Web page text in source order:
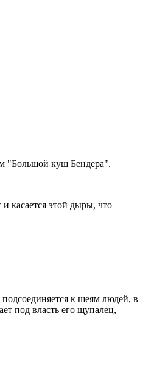
"Большой куш Бендера".
касается этой дыры, что
к шеям людей, в
под власть его щупалец,